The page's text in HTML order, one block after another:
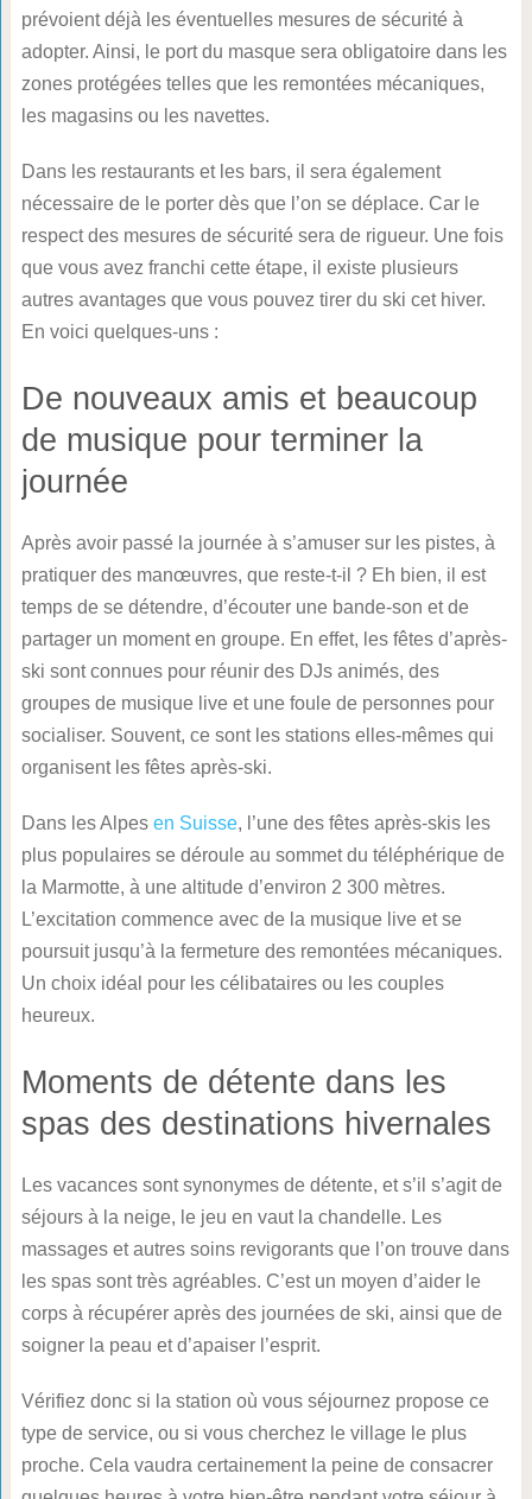
prévoient déjà les éventuelles mesures de sécurité à
adopter. Ainsi, le port du masque sera obligatoire dans les
zones protégées telles que les remontées mécaniques,
les magasins ou les navettes.
Dans les restaurants et les bars, il sera également
nécessaire de le porter dès que l’on se déplace. Car le
respect des mesures de sécurité sera de rigueur. Une fois
que vous avez franchi cette étape, il existe plusieurs
autres avantages que vous pouvez tirer du ski cet hiver.
En voici quelques-uns :
De nouveaux amis et beaucoup
de musique pour terminer la
journée
Après avoir passé la journée à s’amuser sur les pistes, à
pratiquer des manœuvres, que reste-t-il ? Eh bien, il est
temps de se détendre, d’écouter une bande-son et de
partager un moment en groupe. En effet, les fêtes d’après-
ski sont connues pour réunir des DJs animés, des
groupes de musique live et une foule de personnes pour
socialiser. Souvent, ce sont les stations elles-mêmes qui
organisent les fêtes après-ski.
Dans les Alpes en Suisse, l’une des fêtes après-skis les
plus populaires se déroule au sommet du téléphérique de
la Marmotte, à une altitude d’environ 2 300 mètres.
L’excitation commence avec de la musique live et se
poursuit jusqu’à la fermeture des remontées mécaniques.
Un choix idéal pour les célibataires ou les couples
heureux.
Moments de détente dans les
spas des destinations hivernales
Les vacances sont synonymes de détente, et s’il s’agit de
séjours à la neige, le jeu en vaut la chandelle. Les
massages et autres soins revigorants que l’on trouve dans
les spas sont très agréables. C’est un moyen d’aider le
corps à récupérer après des journées de ski, ainsi que de
soigner la peau et d’apaiser l’esprit.
Vérifiez donc si la station où vous séjournez propose ce
type de service, ou si vous cherchez le village le plus
proche. Cela vaudra certainement la peine de consacrer